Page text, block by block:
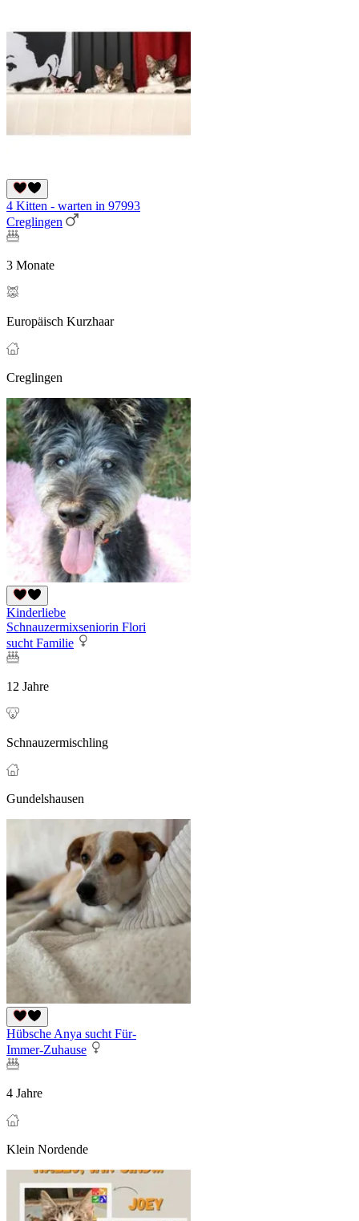
4 Kitten - warten in 97993
Creglingen
3 Monate
Europäisch Kurzhaar
Creglingen
Kinderliebe
Schnauzermixseniorin Flori
sucht Familie
12 Jahre
Schnauzermischling
Gundelshausen
Hübsche Anya sucht Für-
Immer-Zuhause
4 Jahre
Klein Nordende